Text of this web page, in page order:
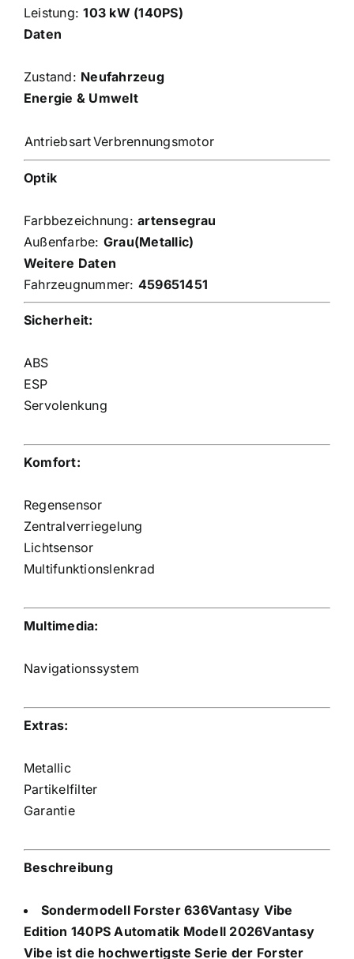
Leistung: 103 kW (140PS)
Daten
Zustand: Neufahrzeug
Energie & Umwelt
AntriebsartVerbrennungsmotor
Optik
Farbbezeichnung: artensegrau
Außenfarbe: Grau(Metallic)
Weitere Daten
Fahrzeugnummer: 459651451
Sicherheit:
ABS
ESP
Servolenkung
Komfort:
Regensensor
Zentralverriegelung
Lichtsensor
Multifunktionslenkrad
Multimedia:
Navigationssystem
Extras:
Metallic
Partikelfilter
Garantie
Beschreibung
Sondermodell Forster 636Vantasy Vibe
Edition 140PS Automatik Modell 2026Vantasy
Vibe ist die hochwertigste Serie der Forster